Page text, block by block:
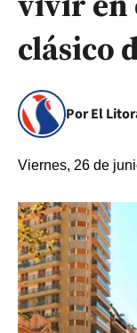
clásico
Por El
Viernes, 26 de